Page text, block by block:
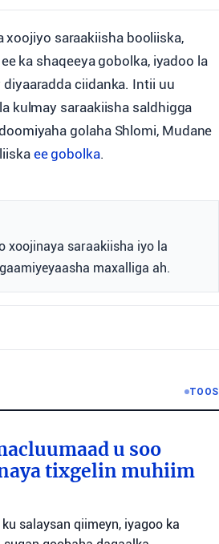
xoojiyo saraakiisha booliiska,
ka shaqeeya gobolka, iyadoo la
ciidanka. Intii uu
kulmay saraakiisha saldhigga
golaha Shlomi, Mudane
ee gobolka.
xoojinaya saraakiisha iyo la
maxalliga ah.
TOOS
u soo
tixgelin muhiim
salaysan qiimeyn, iyagoo ka